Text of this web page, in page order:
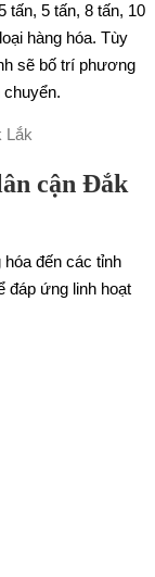
tấn, 5 tấn, 8 tấn, 10
hàng hóa. Tùy
sẽ bố trí phương
cận Đắk
đến các tỉnh
đáp ứng linh hoạt